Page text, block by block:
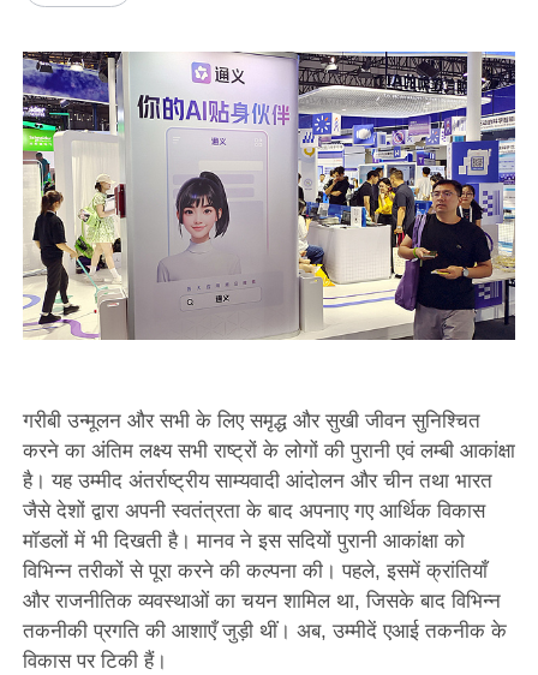
गरीबी उन्मूलन और सभी के लिए समृद्ध और सुखी जीवन सुनिश्चित
करने का अंतिम लक्ष्य सभी राष्ट्रों के लोगों की पुरानी एवं लम्बी आकांक्षा
है। यह उम्मीद अंतर्राष्ट्रीय साम्यवादी आंदोलन और चीन तथा भारत
जैसे देशों द्वारा अपनी स्वतंत्रता के बाद अपनाए गए आर्थिक विकास
मॉडलों में भी दिखती है। मानव ने इस सदियों पुरानी आकांक्षा को
विभिन्न तरीकों से पूरा करने की कल्पना की। पहले, इसमें क्रांतियाँ
और राजनीतिक व्यवस्थाओं का चयन शामिल था, जिसके बाद विभिन्न
तकनीकी प्रगति की आशाएँ जुड़ी थीं। अब, उम्मीदें एआई तकनीक के
विकास पर टिकी हैं।